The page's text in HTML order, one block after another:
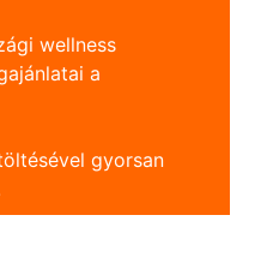
wellness
a
gyorsan